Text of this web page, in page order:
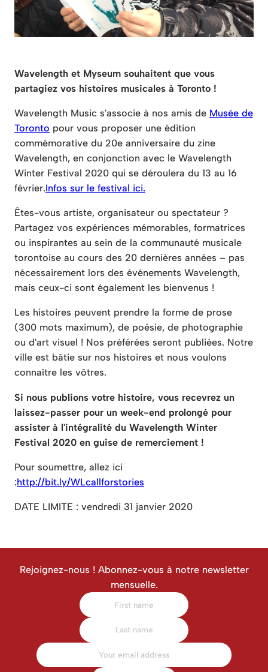
Wavelength et Myseum souhaitent que vous
partagiez vos histoires musicales à Toronto !
Wavelength Music s'associe à nos amis de Musée de
Toronto pour vous proposer une édition
commémorative du 20e anniversaire du zine
Wavelength, en conjonction avec le Wavelength
Winter Festival 2020 qui se déroulera du 13 au 16
février.Infos sur le festival ici.
Êtes-vous artiste, organisateur ou spectateur ?
Partagez vos expériences mémorables, formatrices
ou inspirantes au sein de la communauté musicale
torontoise au cours des 20 dernières années – pas
nécessairement lors des événements Wavelength,
mais ceux-ci sont également les bienvenus !
Les histoires peuvent prendre la forme de prose
(300 mots maximum), de poésie, de photographie
ou d'art visuel ! Nos préférées seront publiées. Notre
ville est bâtie sur nos histoires et nous voulons
connaître les vôtres.
Si nous publions votre histoire, vous recevrez un
laissez-passer pour un week-end prolongé pour
assister à l'intégralité du Wavelength Winter
Festival 2020 en guise de remerciement !
Pour soumettre, allez ici
:http://bit.ly/WLcallforstories
DATE LIMITE : vendredi 31 janvier 2020
Rejoignez-nous ! Abonnez-vous à notre newsletter
mensuelle.